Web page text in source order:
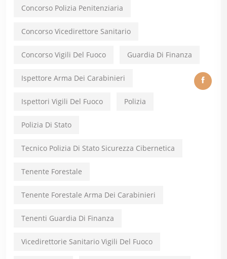
Concorso Polizia Penitenziaria
Concorso Vicedirettore Sanitario
Concorso Vigili Del Fuoco Guardia Di Finanza
Ispettore Arma Dei Carabinieri
Ispettori Vigili Del Fuoco Polizia
Polizia Di Stato
Tecnico Polizia Di Stato Sicurezza Cibernetica
Tenente Forestale
Tenente Forestale Arma Dei Carabinieri
Tenenti Guardia Di Finanza
Vicedirettorie Sanitario Vigili Del Fuoco